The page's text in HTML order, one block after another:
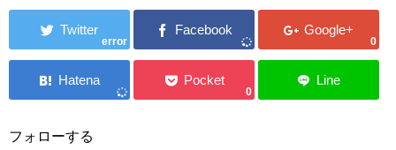
error 0
0
フォローする